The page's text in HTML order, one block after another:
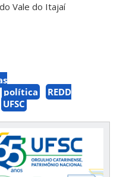
Vale do Itajaí
política
REDD
UFSC